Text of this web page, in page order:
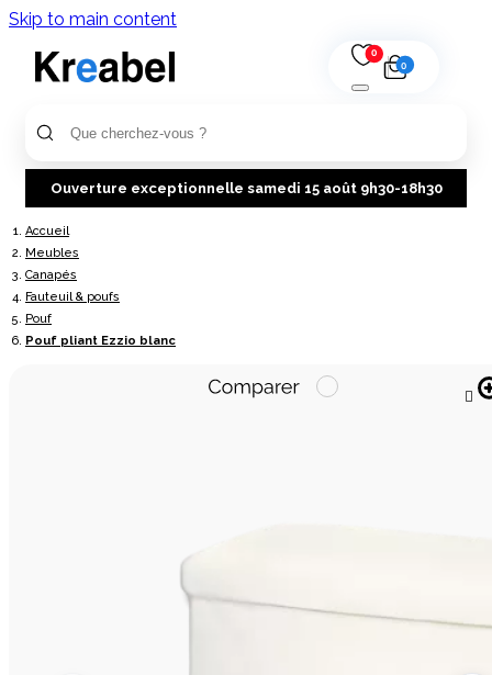
Skip to main content
0
0
Ouverture exceptionnelle samedi 15 août 9h30-18h30
Accueil
Meubles
Canapés
Fauteuil & poufs
Pouf
Pouf pliant Ezzio blanc
